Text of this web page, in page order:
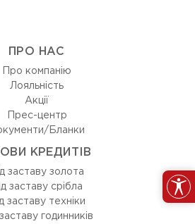
ПРО НАС
Про компанію
Лояльність
Акції
Прес-центр
Бланки
КРЕДИТІВ
заставу золота
заставу срібла
заставу техніки
заставу годинників